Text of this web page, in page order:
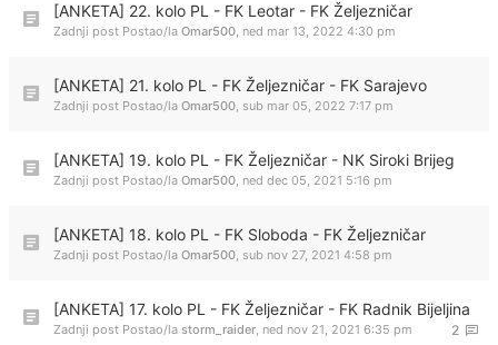
[ANKETA] 22. kolo PL - FK Leotar - FK Željezničar
Zadnji post Postao/la Omar500, ned mar 13, 2022 4:30 pm
[ANKETA] 21. kolo PL - FK Željezničar - FK Sarajevo
Zadnji post Postao/la Omar500, sub mar 05, 2022 7:17 pm
[ANKETA] 19. kolo PL - FK Željezničar - NK Siroki Brijeg
Zadnji post Postao/la Omar500, ned dec 05, 2021 5:16 pm
[ANKETA] 18. kolo PL - FK Sloboda - FK Željezničar
Zadnji post Postao/la Omar500, sub nov 27, 2021 4:58 pm
[ANKETA] 17. kolo PL - FK Željezničar - FK Radnik Bijeljina
2
Zadnji post Postao/la storm_raider, ned nov 21, 2021 6:35 pm